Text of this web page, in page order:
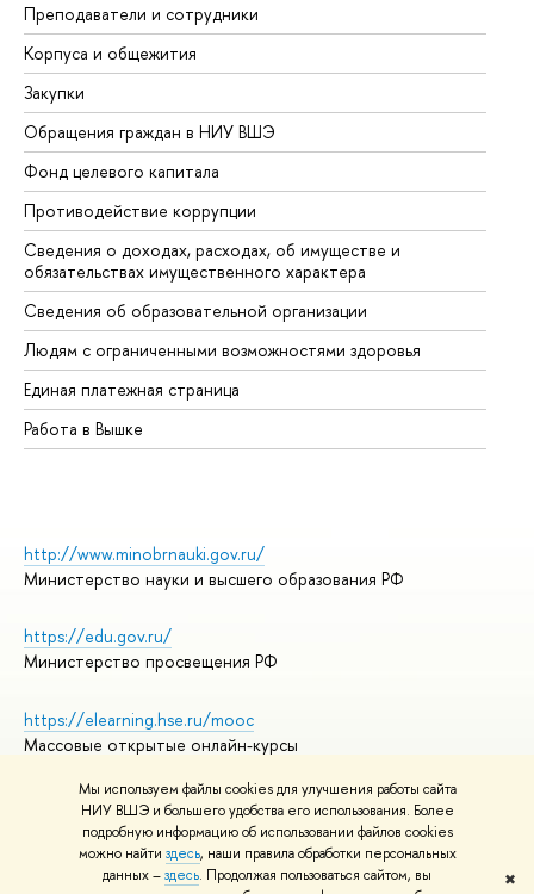
Мы используем файлы cookies для улучшения работы сайта
НИУ ВШЭ и большего удобства его использования. Более
подробную информацию об использовании файлов cookies
можно найти здесь, наши правила обработки персональных
данных –здесь. Продолжая пользоваться сайтом, вы
✖
Преподаватели и сотрудники
Корпуса и общежития
Закупки
Обращения граждан в НИУ ВШЭ
Фонд целевого капитала
Противодействие коррупции
Сведения о доходах, расходах, об имуществе и
обязательствах имущественного характера
Сведения об образовательной организации
Людям с ограниченными возможностями здоровья
Единая платежная страница
Работа в Вышке
http://www.minobrnauki.gov.ru/
Министерство науки и высшего образования РФ
https://edu.gov.ru/
Министерство просвещения РФ
https://elearning.hse.ru/mooc
Массовые открытые онлайн-курсы
© НИУ ВШЭ 1993–2026
Адреса и контакты
Условия использования материалов